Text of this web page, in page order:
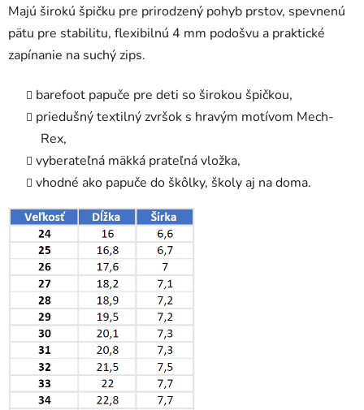
Majú širokú špičku pre prirodzený pohyb prstov, spevnenú
pätu pre stabilitu, flexibilnú 4 mm podošvu a praktické
zapínanie na suchý zips.
barefoot papuče pre deti so širokou špičkou,
priedušný textilný zvršok s hravým motívom Mech-
Rex,
vyberateľná mäkká prateľná vložka,
vhodné ako papuče do škôlky, školy aj na doma.